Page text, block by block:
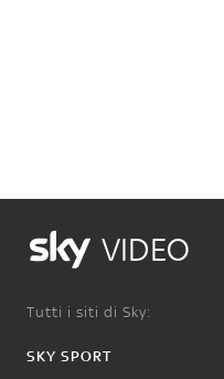
VIDEO
Tutti i siti di Sky:
SKY SPORT